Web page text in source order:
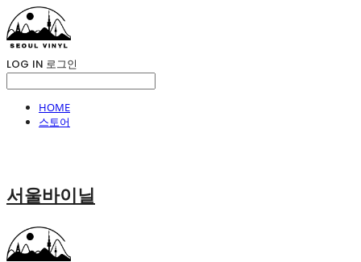
LOG IN 로그인
HOME
스토어
서울바이닐